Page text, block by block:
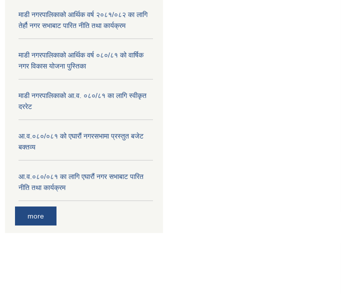
माडी नगरपालिकाको आर्थिक वर्ष २०८१/०८२ का लागि
तेर्हौ नगर सभाबाट पारित नीति तथा कार्यक्रम
माडी नगरपालिकाको आर्थिक वर्ष ०८०/८१ को वार्षिक
नगर विकास योजना पुस्तिका
माडी नगरपालिकाको आ.व. ०८०/८१ का लागि स्वीकृत
दररेट
आ.व.०८०/०८१ को एघारौं नगरसभामा प्रस्तुत बजेट
बक्तव्य
आ.व.०८०/०८१ का लागि एघारौं नगर सभाबाट पारित
नीति तथा कार्यक्रम
more